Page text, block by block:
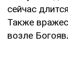
сейчас
Также
возле